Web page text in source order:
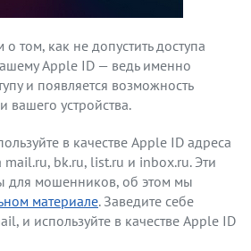
том, как не допустить доступа
Apple ID — ведь именно
и появляется возможность
вашего устройства.
в качестве Apple ID адреса
bk.ru, list.ru и inbox.ru. Эти
для мошенников, об этом мы
материале. Заведите себе
и используйте в качестве Apple ID